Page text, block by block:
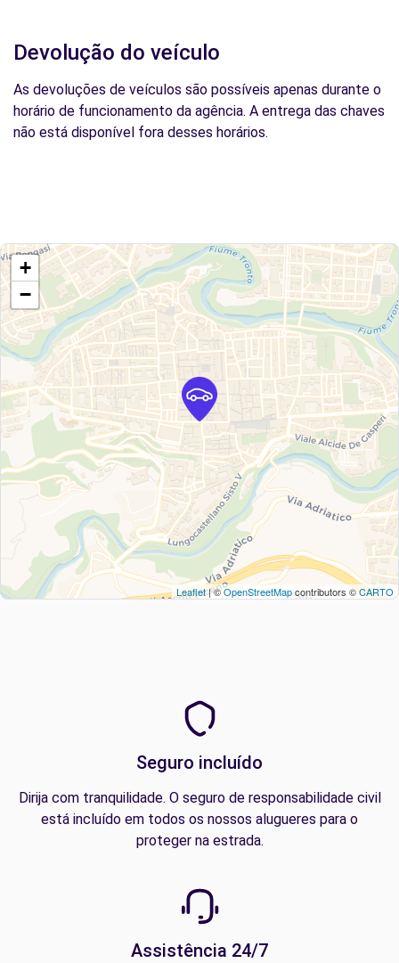
Devolução do veículo
As devoluções de veículos são possíveis apenas durante o
horário de funcionamento da agência. A entrega das chaves
não está disponível fora desses horários.
+
−
Leaflet| ©OpenStreetMapcontributors ©CARTO
Seguro incluído
Dirija com tranquilidade. O seguro de responsabilidade civil
está incluído em todos os nossos alugueres para o
proteger na estrada.
Assistência 24/7